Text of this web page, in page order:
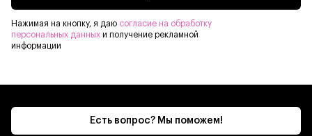
Нажимая на кнопку, я даю согласие на обработку
персональных данных и получение рекламной
информации
Есть вопрос? Мы поможем!